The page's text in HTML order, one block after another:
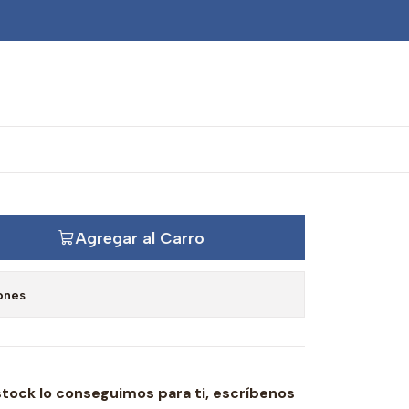
caja ZF
Agregar al Carro
lo conseguimos para ti, escríbenos